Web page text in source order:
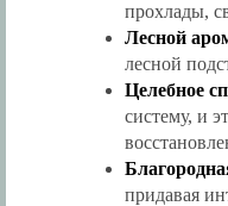
прохлады,
Лесной
лесной
Целебное
систему, и
придавая